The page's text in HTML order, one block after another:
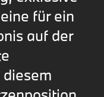
für ein
auf der